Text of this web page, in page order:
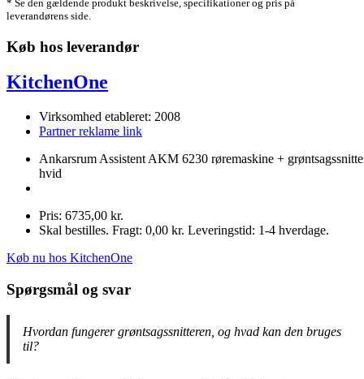
* Se den gældende produkt beskrivelse, specifikationer og pris på
leverandørens side.
Køb hos leverandør
KitchenOne
Virksomhed etableret: 2008
Partner reklame link
Ankarsrum Assistent AKM 6230 røremaskine +
hvid
Pris: 6735,00 kr.
Skal bestilles. Fragt: 0,00 kr. Leveringstid: 1-4 hverdage.
Køb nu hos KitchenOne
Spørgsmål og svar
Hvordan fungerer grøntsagssnitteren, og hvad kan den bruges
til?